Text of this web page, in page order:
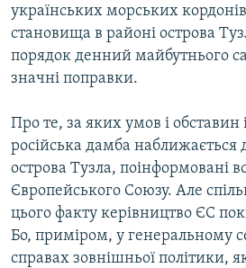
УКР
Усі сайти RFE/RL
українських морських
становища в районі острова
порядок денний майбутнього
значні поправки.
Про те, за яких умов і
російська дамба наближається
острова Тузла, поінформовані
Європейського Союзу. Але
цього факту керівництво ЄС
Бо, приміром, у генеральному
справах зовнішньої політики,